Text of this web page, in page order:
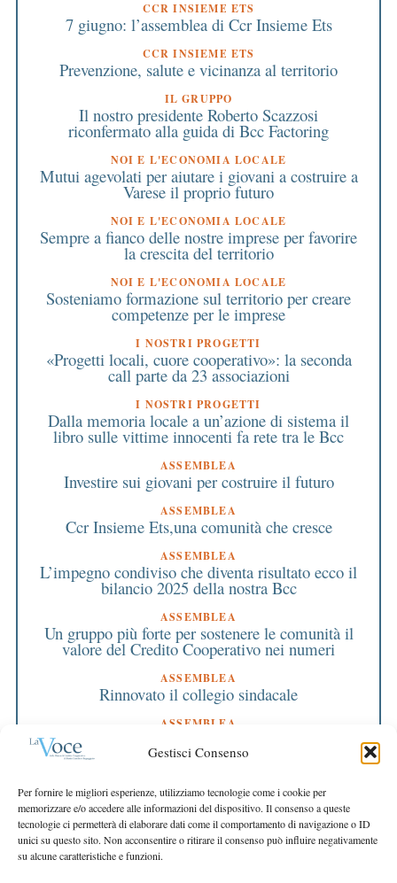
Gestisci Consenso
Per fornire le migliori esperienze, utilizziamo tecnologie come i cookie per
memorizzare e/o accedere alle informazioni del dispositivo. Il consenso a queste
tecnologie ci permetterà di elaborare dati come il comportamento di navigazione o ID
unici su questo sito. Non acconsentire o ritirare il consenso può influire negativamente
su alcune caratteristiche e funzioni.
CCR INSIEME ETS
7 giugno: l’assemblea di Ccr Insieme Ets
CCR INSIEME ETS
Prevenzione, salute e vicinanza al territorio
IL GRUPPO
Il nostro presidente Roberto Scazzosi
riconfermato alla guida di Bcc Factoring
NOI E L'ECONOMIA LOCALE
Mutui agevolati per aiutare i giovani a costruire a
Varese il proprio futuro
NOI E L'ECONOMIA LOCALE
Sempre a fianco delle nostre imprese per favorire
la crescita del territorio
NOI E L'ECONOMIA LOCALE
Sosteniamo formazione sul territorio per creare
competenze per le imprese
I NOSTRI PROGETTI
«Progetti locali, cuore cooperativo»: la seconda
call parte da 23 associazioni
I NOSTRI PROGETTI
Dalla memoria locale a un’azione di sistema il
libro sulle vittime innocenti fa rete tra le Bcc
ASSEMBLEA
Investire sui giovani per costruire il futuro
ASSEMBLEA
Ccr Insieme Ets,una comunità che cresce
ASSEMBLEA
L’impegno condiviso che diventa risultato ecco il
bilancio 2025 della nostra Bcc
ASSEMBLEA
Un gruppo più forte per sostenere le comunità il
valore del Credito Cooperativo nei numeri
ASSEMBLEA
Rinnovato il collegio sindacale
ASSEMBLEA
Bilancio approvato all’unanimità e 2 milioni
destinati al territorio
EDITORIALE DIRETTORE
Crescere restando riconoscibili
EDITORIALE PRESIDENTE
Costruire futuro insieme